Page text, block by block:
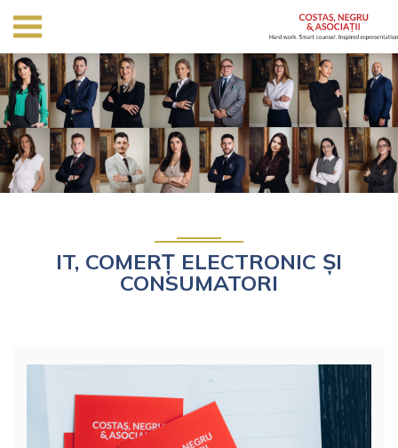
IT, COMERȚ ELECTRONIC ȘI
CONSUMATORI